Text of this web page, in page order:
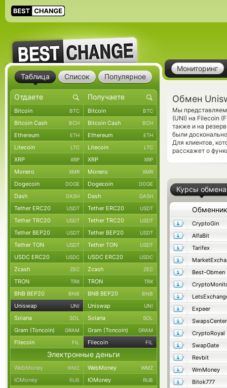
Мониторинг
Обмен
Мы представляем
(UNI) на Filecoin
также и на
были
Для клиентов,
расскажет о
Курсы обмена
Обменник
CryptoGin
AlfaBit
Tarifex
Best-Obmen
Expeer
SwapsCenter
CryptoRoyal
SwapGate
Revbit
WmMoney
Bitok777
Таблица Список Популярное
Bitcoin BTC Bitcoin BTC
Bitcoin Cash BCH Bitcoin Cash BCH
Ethereum ETH Ethereum ETH
Litecoin LTC Litecoin LTC
XRP XRP XRP XRP
Monero XMR Monero XMR
Dogecoin DOGE Dogecoin DOGE
Dash DASH Dash DASH
Tether ERC20 USDT Tether ERC20 USDT
Tether TRC20 USDT Tether TRC20 USDT
Tether BEP20 USDT Tether BEP20 USDT
Tether TON USDT Tether TON USDT
USDC ERC20 USDC USDC ERC20 USDC
Zcash ZEC Zcash ZEC
TRON TRX TRON TRX
BNB BEP20 BNB BNB BEP20 BNB
Uniswap UNI Uniswap UNI
Solana SOL Solana SOL
Gram (Toncoin) GRAM Gram (Toncoin) GRAM
Filecoin FIL Filecoin FIL
Электронные деньги
WebMoney WMZ WebMoney WMZ
ЮMoney RUB ЮMoney RUB